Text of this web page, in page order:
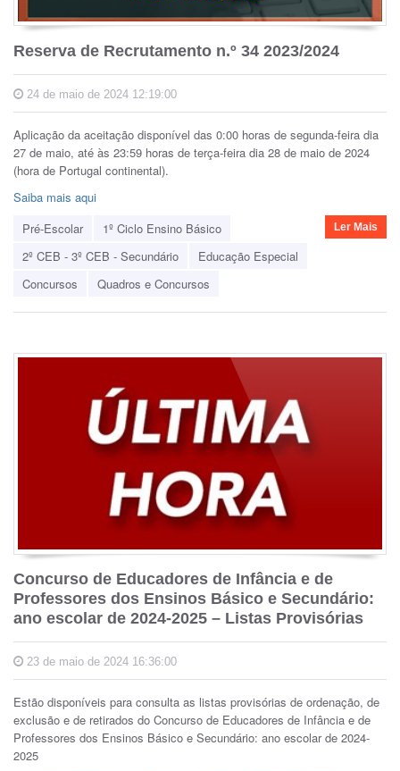
Reserva de Recrutamento n.º 34 2023/2024
24 de maio de 2024 12:19:00
Aplicação da aceitação disponível das 0:00 horas de segunda-feira dia
27 de maio, até às 23:59 horas de terça-feira dia 28 de maio de 2024
(hora de Portugal continental).
Saiba mais aqui
Pré-Escolar
1º Ciclo Ensino Básico
2º CEB - 3º CEB - Secundário
Educação Especial
Concursos
Quadros e Concursos
Ler Mais
Concurso de Educadores de Infância e de
Professores dos Ensinos Básico e Secundário:
ano escolar de 2024-2025 – Listas Provisórias
23 de maio de 2024 16:36:00
Estão disponíveis para consulta as listas provisórias de ordenação, de
exclusão e de retirados do Concurso de Educadores de Infância e de
Professores dos Ensinos Básico e Secundário: ano escolar de 2024-
2025